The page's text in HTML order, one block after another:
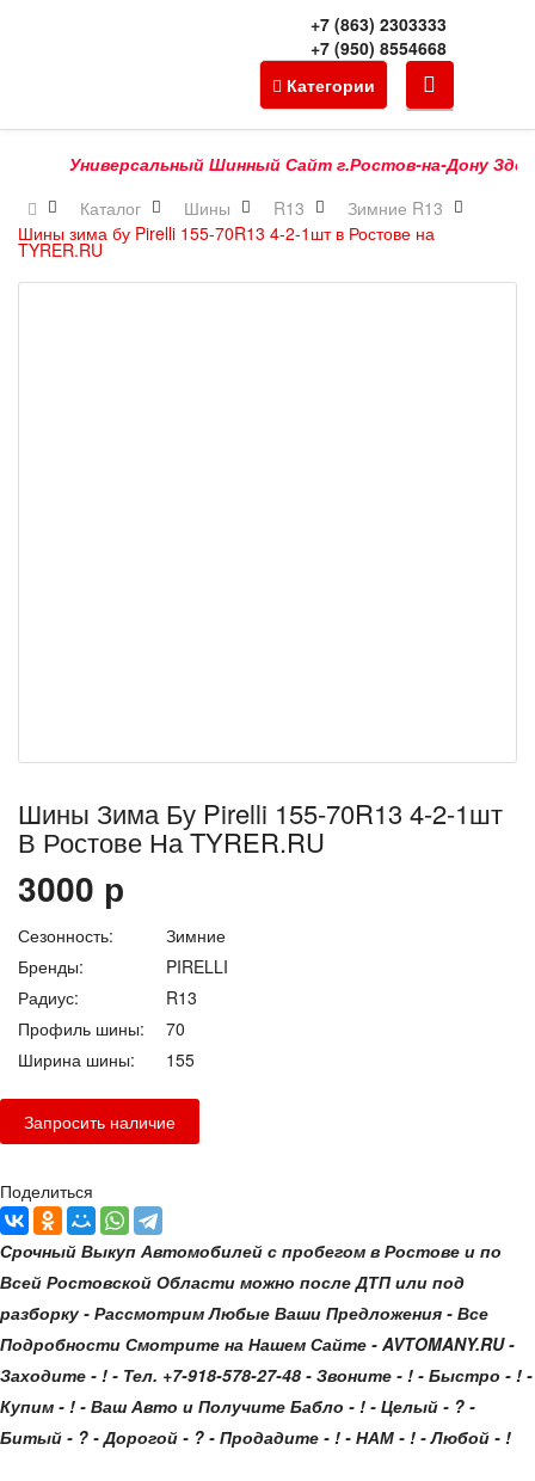
+7 (863) 2303333
+7 (950) 8554668
Категории
Универсальный Шинный Сайт г.Ростов-на-Дону
Каталог
Шины R13
Зимние R13
Шины зима бу Pirelli 155-70R13 4-2-1шт в Ростове на
TYRER.RU
Шины Зима Бу Pirelli 155-70R13 4-2-1шт
В Ростове На TYRER.RU
3000 р
Сезонность:
Зимние
Бренды:
PIRELLI
Радиус:
R13
Профиль шины:
70
Ширина шины:
155
Поделиться
Срочный Выкуп Автомобилей с пробегом в Ростове и по
Всей Ростовской Области можно после ДТП или под
разборку - Рассмотрим Любые Ваши Предложения - Все
Подробности Смотрите на Нашем Сайте - AVTOMANY.RU -
Заходите - ! - Тел. +7-918-578-27-48 - Звоните - ! - Быстро - ! -
Купим - ! - Ваш Авто и Получите Бабло - ! - Целый - ? -
Битый - ? - Дорогой - ? - Продадите - ! - НАМ - ! - Любой - !